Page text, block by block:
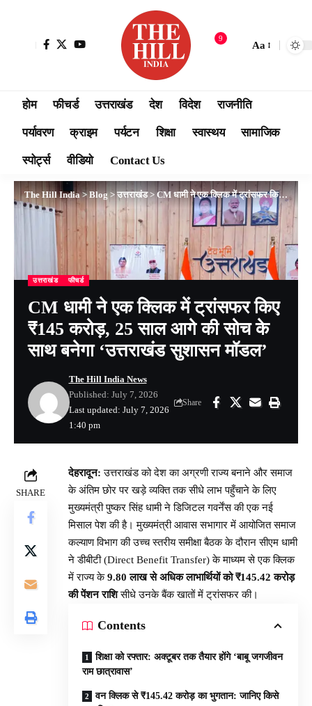
9
Aa
होम फीचर्ड उत्तराखंड देश विदेश राजनीति
पर्यावरण क्राइम पर्यटन शिक्षा स्वास्थय सामाजिक
स्पोर्ट्स वीडियो Contact Us
The Hill India>Blog>उत्तराखंड>CM धामी ने एक क्लिक में ट्रांसफर किए ₹145 करोड़, 25 साल आगे की सोच के साथ बनेगा ‘उत्तराखंड सुशासन मॉडल’
उत्तराखंड फीचर्ड
CM धामी ने एक क्लिक में ट्रांसफर किए
₹145 करोड़, 25 साल आगे की सोच के
साथ बनेगा ‘उत्तराखंड सुशासन मॉडल’
Last updated: July 7, 2026
1:40 pm
The Hill India News
Published: July 7, 2026
Share
SHARE
देहरादून: उत्तराखंड को देश का अग्रणी राज्य बनाने और समाज
के अंतिम छोर पर खड़े व्यक्ति तक सीधे लाभ पहुँचाने के लिए
मुख्यमंत्री पुष्कर सिंह धामी ने डिजिटल गवर्नेंस की एक नई
मिसाल पेश की है। मुख्यमंत्री आवास सभागार में आयोजित समाज
कल्याण विभाग की उच्च स्तरीय समीक्षा बैठक के दौरान सीएम धामी
ने डीबीटी (Direct Benefit Transfer) के माध्यम से एक क्लिक
में राज्य के9.80 लाख से अधिक लाभार्थियों को ₹145.42 करोड़
की पेंशन राशिसीधे उनके बैंक खातों में ट्रांसफर की।
Contents
शिक्षा को रफ्तार: अक्टूबर तक तैयार होंगे ‘बाबू जगजीवन
राम छात्रावास’
वन क्लिक से ₹145.42 करोड़ का भुगतान: जानिए किसे